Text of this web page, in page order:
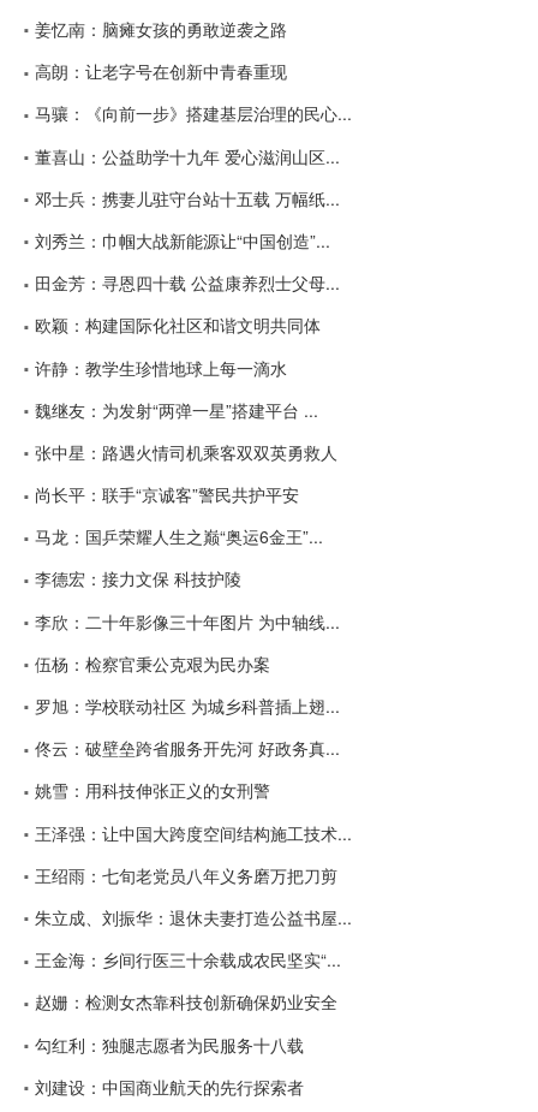
姜忆南：脑瘫女孩的勇敢逆袭之路
高朗：让老字号在创新中青春重现
马骧：《向前一步》搭建基层治理的民心...
董喜山：公益助学十九年 爱心滋润山区...
邓士兵：携妻儿驻守台站十五载 万幅纸...
刘秀兰：巾帼大战新能源让“中国创造”...
田金芳：寻恩四十载 公益康养烈士父母...
欧颖：构建国际化社区和谐文明共同体
许静：教学生珍惜地球上每一滴水
魏继友：为发射“两弹一星”搭建平台 ...
张中星：路遇火情司机乘客双双英勇救人
尚长平：联手“京诚客”警民共护平安
马龙：国乒荣耀人生之巅“奥运6金王”...
李德宏：接力文保 科技护陵
李欣：二十年影像三十年图片 为中轴线...
伍杨：检察官秉公克艰为民办案
罗旭：学校联动社区 为城乡科普插上翅...
佟云：破壁垒跨省服务开先河 好政务真...
姚雪：用科技伸张正义的女刑警
王泽强：让中国大跨度空间结构施工技术...
王绍雨：七旬老党员八年义务磨万把刀剪
朱立成、刘振华：退休夫妻打造公益书屋...
王金海：乡间行医三十余载成农民坚实“...
赵姗：检测女杰靠科技创新确保奶业安全
勾红利：独腿志愿者为民服务十八载
刘建设：中国商业航天的先行探索者